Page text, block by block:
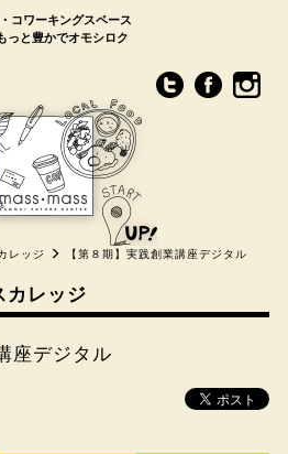
コワーキングスペース
っと豊かでオモシロク
レッジ 【第８期】実践創業講座デジタル
レッジ
座デジタル